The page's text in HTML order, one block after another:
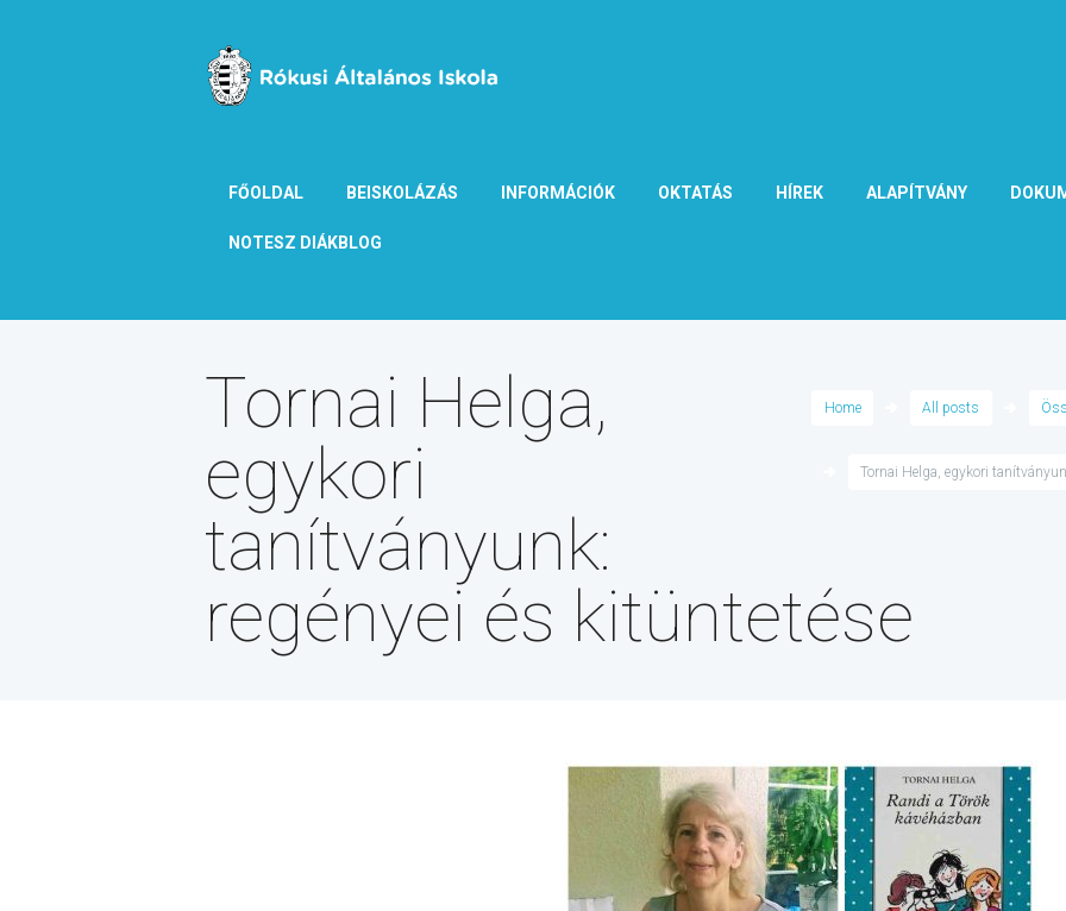
FŐOLDAL BEISKOLÁZÁS INFORMÁCIÓK OKTATÁS HÍREK ALAPÍTVÁNY
NOTESZ DIÁKBLOG
Home All posts
Tornai Helga, egykori
Tornai Helga,
egykori
tanítványunk:
regényei és kitüntetése